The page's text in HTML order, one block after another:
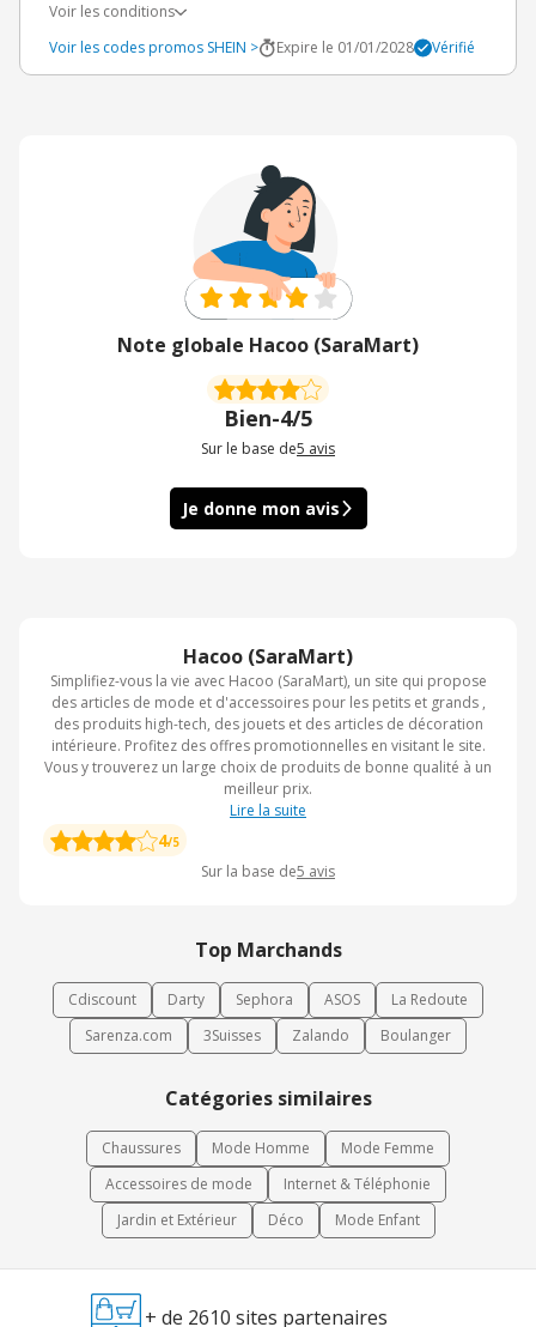
Hacoo (SaraMart)
Simplifiez-vous la vie avec Hacoo (SaraMart), un site qui propose
des articles de mode et d'accessoires pour les petits et grands ,
des produits high-tech, des jouets et des articles de décoration
intérieure. Profitez des offres promotionnelles en visitant le site.
Vous y trouverez un large choix de produits de bonne qualité à un
meilleur prix.
Lire la suite
4/5
Sur la base de5 avis
Top Marchands
Cdiscount Darty Sephora ASOS
La Redoute
Sarenza.com
3Suisses Zalando Boulanger
Catégories similaires
Chaussures Mode Homme
Mode Femme
Accessoires de mode
Internet & Téléphonie
Jardin et Extérieur
Déco Mode Enfant
Voir les conditions
Voir les codes promos SHEIN >
Expire le 01/01/2028 Vérifié
Note globale Hacoo (SaraMart)
Bien-4/5
Sur le base de5 avis
Je donne mon avis
+ de 2610 sites partenaires